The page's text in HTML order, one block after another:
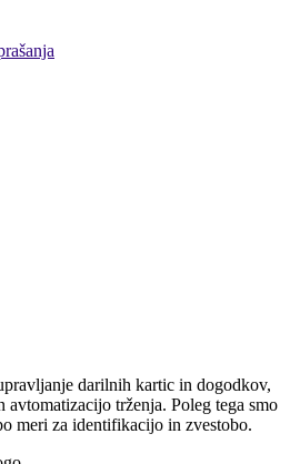
darilnih kartic in dogodkov,
avtomatizacijo trženja. Poleg tega smo
meri za identifikacijo in zvestobo.